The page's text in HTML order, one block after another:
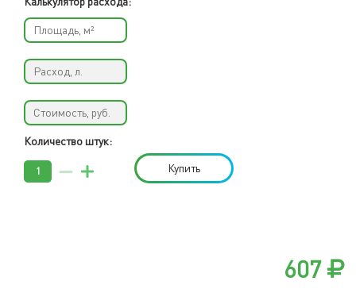
Количество штук:
Купить
607